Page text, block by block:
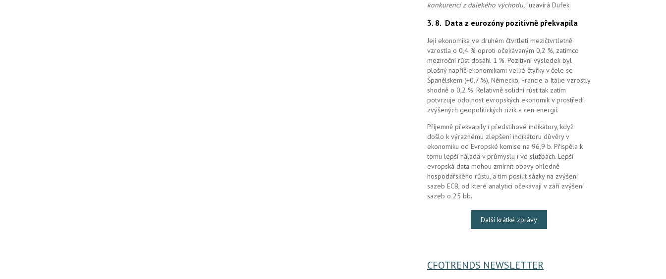
konkurencí z dalekého východu,“uzavírá Dufek.
3. 8. Data z eurozóny pozitivně překvapila
Její ekonomika ve druhém čtvrtletí mezičtvrtletně
vzrostla o 0,4 % oproti očekávaným 0,2 %, zatímco
meziroční růst dosáhl 1 %. Pozitivní výsledek byl
plošný napříč ekonomikami velké čtyřky v čele se
Španělskem (+0,7 %), Německo, Francie a Itálie vzrostly
shodně o 0,2 %. Relativně solidní růst tak zatím
potvrzuje odolnost evropských ekonomik v prostředí
zvýšených geopolitických rizik a cen energií.
Příjemně překvapily i předstihové indikátory, když
došlo k výraznému zlepšení indikátoru důvěry v
ekonomiku od Evropské komise na 96,9 b. Přispěla k
tomu lepší nálada v průmyslu i ve službách. Lepší
evropská data mohou zmírnit obavy ohledně
hospodářského růstu, a tím posílit sázky na zvýšení
sazeb ECB, od které analytici očekávají v září zvýšení
sazeb o 25 bb.
Další krátké zprávy
CFOTRENDS NEWSLETTER